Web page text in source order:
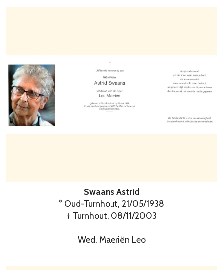
Swaans Astrid
° Oud-Turnhout, 21/05/1938
† Turnhout, 08/11/2003
Wed. Maeriën Leo